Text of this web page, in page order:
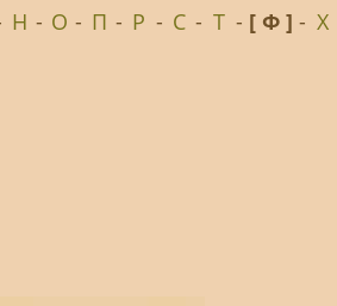
Н - О - П - Р - С - Т - [ Ф ] - Х